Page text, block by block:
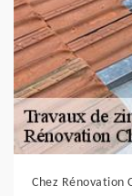
Chez Rénovation